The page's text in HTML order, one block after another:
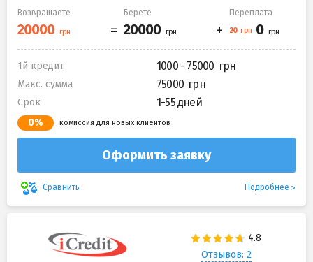
Возвращаете Берете Переплата
1й кредит 1000 - 75000
Макс. сумма 75000
Срок 1-55 дней
0% комиссия для новых клиентов
Оформить заявку
Сравнить Подробнее
Отзывов: 2